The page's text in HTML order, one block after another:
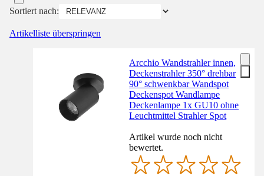
Sortiert nach:
Artikelliste überspringen
Arcchio Wandstrahler innen,
Deckenstrahler 350° drehbar
90° schwenkbar Wandspot
Deckenspot Wandlampe
Deckenlampe 1x GU10 ohne
Leuchtmittel Strahler Spot
Artikel wurde noch nicht
bewertet.